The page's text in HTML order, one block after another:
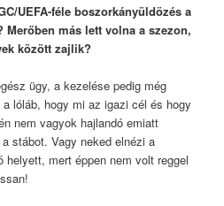
UEFA-féle boszorkányüldözés a
Merőben más lett volna a szezon,
között zajlik?
ügy, a kezelése pedig még
lóláb, hogy mi az igazi cél és hogy
nem vagyok hajlandó emiatt
stábot. Vagy neked elnézi a
helyett, mert éppen nem volt reggel